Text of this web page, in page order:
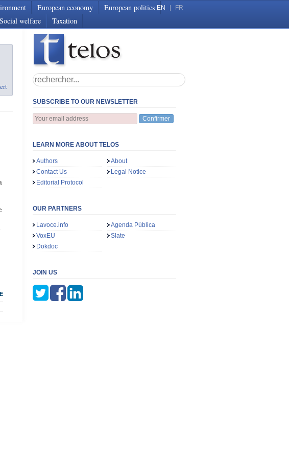
European economy
European politics
Social welfare Taxation
EN FR
SUBSCRIBE TO OUR NEWSLETTER
Confirmer
LEARN MORE ABOUT TELOS
Authors
About
Contact Us
Legal Notice
Editorial Protocol
OUR PARTNERS
Lavoce.info
Agenda Pública
VoxEU
Slate
Dokdoc
JOIN US